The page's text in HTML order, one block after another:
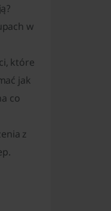
w
które
jak
co
z